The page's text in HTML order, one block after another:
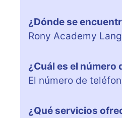
¿Dónde se
Rony Academy
¿Cuál es el número
El número de
¿Qué servicios